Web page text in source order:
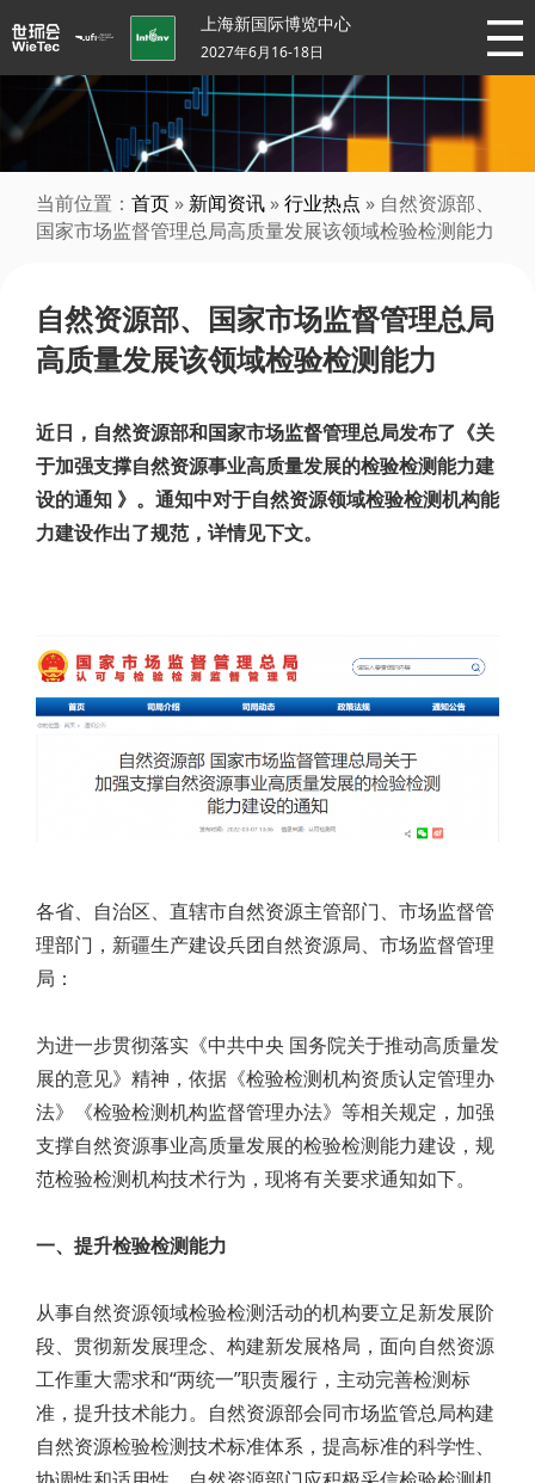
上海新国际博览中心
2027年6月16-18日
当前位置： 首页 » 新闻资讯 »行业热点 » 自然资源部、
国家市场监督管理总局高质量发展该领域检验检测能力
自然资源部、国家市场监督管理总局
高质量发展该领域检验检测能力
近日，自然资源部和国家市场监督管理总局发布了《关
于加强支撑自然资源事业高质量发展的检验检测能力建
设的通知 》。通知中对于自然资源领域检验检测机构能
力建设作出了规范，详情见下文。
各省、自治区、直辖市自然资源主管部门、市场监督管
理部门，新疆生产建设兵团自然资源局、市场监督管理
局：
为进一步贯彻落实《中共中央 国务院关于推动高质量发
展的意见》精神，依据《检验检测机构资质认定管理办
法》《检验检测机构监督管理办法》等相关规定，加强
支撑自然资源事业高质量发展的检验检测能力建设，规
范检验检测机构技术行为，现将有关要求通知如下。
一、提升检验检测能力
从事自然资源领域检验检测活动的机构要立足新发展阶
段、贯彻新发展理念、构建新发展格局，面向自然资源
工作重大需求和“两统一”职责履行，主动完善检测标
准，提升技术能力。自然资源部会同市场监管总局构建
自然资源检验检测技术标准体系，提高标准的科学性、